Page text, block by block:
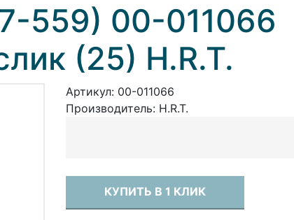
559) 00-011066
(25) H.R.T.
Артикул: 00-011066
Производитель: H.R.T.
КУПИТЬ В 1 КЛИК